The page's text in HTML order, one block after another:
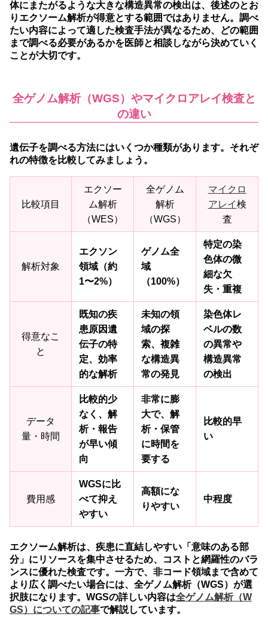
体にまたがるような大きな構造異常の検出は、後述のとお
りエクソーム解析が得意とする範囲ではありません。調べ
たい内容によって適した検査手法が異なるため、どの範囲
まで調べる必要があるかを医師と相談しながら決めていく
ことが大切です。
全ゲノム解析（WGS）やマイクロアレイ検査と
の違い
遺伝子を調べる方法にはいくつか種類があります。それぞ
れの特徴を比較してみましょう。
比較項目
エクソー
ム解析
（WES）
全ゲノム
解析
（WGS）
マイクロ
アレイ検
査
解析対象
エクソン
領域（約
1〜2%）
ゲノム全
域
（100%）
特定の染
色体の微
細な欠
失・重複
得意なこ
と
既知の疾
患原因遺
伝子の特
定、効率
的な解析
未知の領
域の探
索、複雑
な構造異
常の発見
染色体レ
ベルの数
の異常や
構造異常
の検出
データ
量・時間
比較的少
なく、解
析・報告
が早い傾
向
非常に膨
大で、解
析・保管
に時間を
要する
比較的早
い
費用感
WGSに比
べて抑え
やすい
高額にな
りやすい
中程度
エクソーム解析は、疾患に直結しやすい「意味のある部
分」にリソースを集中させるため、コストと網羅性のバラ
ンスに優れた検査です。一方で、非コード領域まで含めて
より広く調べたい場合には、全ゲノム解析（WGS）が選
択肢になります。WGSの詳しい内容は全ゲノム解析（W
GS）についての記事で解説しています。